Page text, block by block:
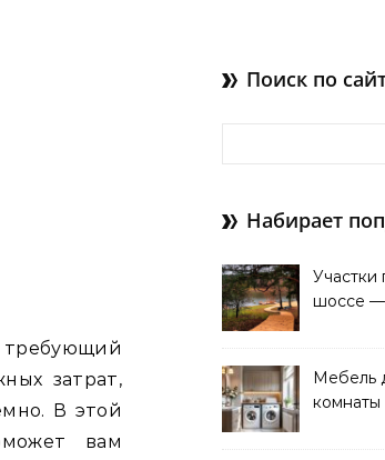
затрат,
В этой
вам
Поиск по
Набирает
шоссе —
Мебель